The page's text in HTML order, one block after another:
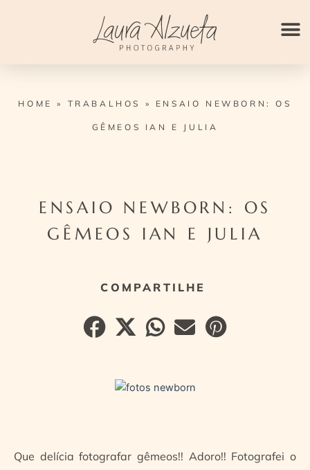
HOME » TRABALHOS » ENSAIO NEWBORN: OS
GÊMEOS IAN E JULIA
ENSAIO NEWBORN: OS
GÊMEOS IAN E JULIA
Que delícia fotografar gêmeos!! Adoro!! Fotografei o